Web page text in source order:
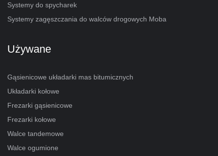
Systemy do spycharek
Systemy zagęszczania do walców drogowych Moba
Używane
Gąsienicowe układarki mas bitumicznych
Układarki kołowe
Frezarki gąsienicowe
Frezarki kołowe
Walce tandemowe
Walce ogumione